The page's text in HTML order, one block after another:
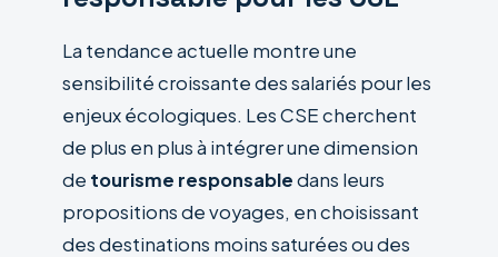
La tendance actuelle montre une
sensibilité croissante des salariés pour les
enjeux écologiques. Les CSE cherchent
de plus en plus à intégrer une dimension
de tourisme responsabledans leurs
propositions de voyages, en choisissant
des destinations moins saturées ou des